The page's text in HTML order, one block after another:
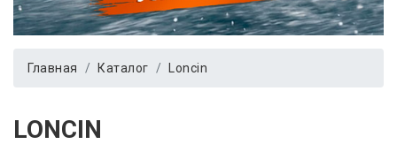
Главная Каталог Loncin
LONCIN